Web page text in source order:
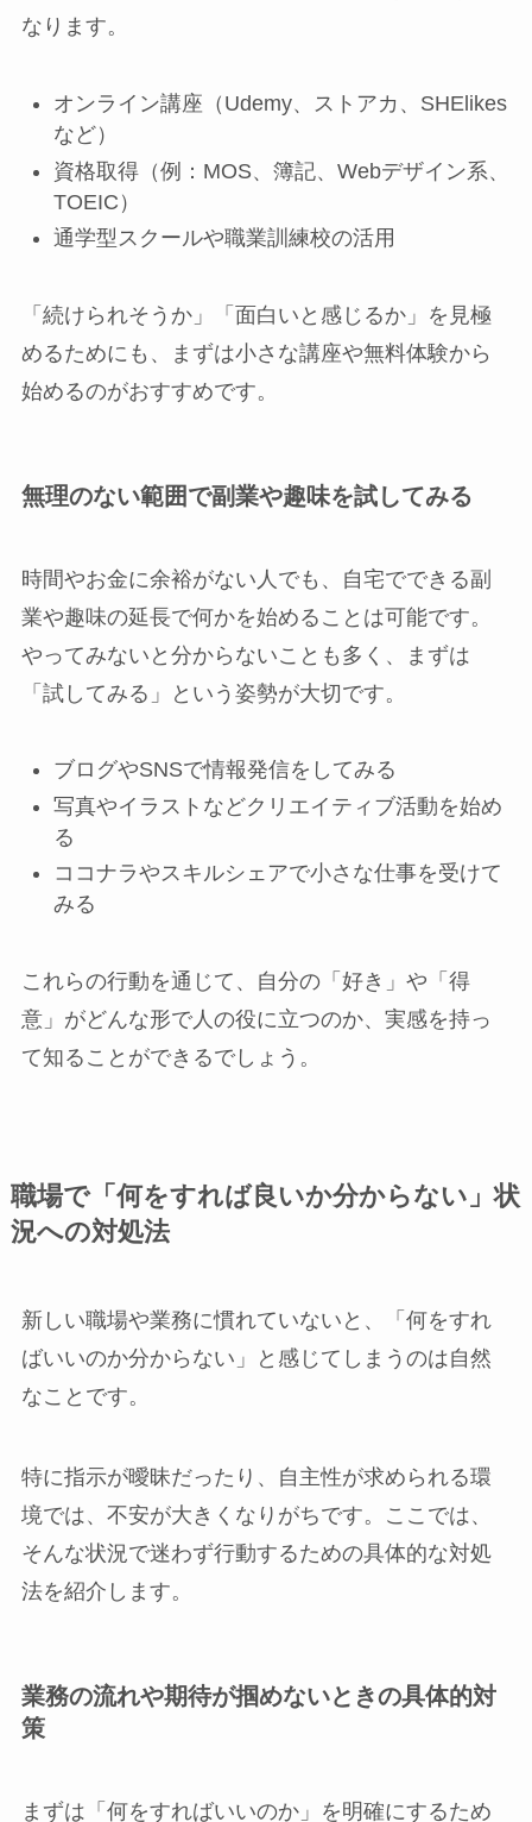
なります。
オンライン講座（Udemy、ストアカ、SHElikes
など）
資格取得（例：MOS、簿記、Webデザイン系、
TOEIC）
通学型スクールや職業訓練校の活用
「続けられそうか」「面白いと感じるか」を見極
めるためにも、まずは小さな講座や無料体験から
始めるのがおすすめです。
無理のない範囲で副業や趣味を試してみる
時間やお金に余裕がない人でも、自宅でできる副
業や趣味の延長で何かを始めることは可能です。
やってみないと分からないことも多く、まずは
「試してみる」という姿勢が大切です。
ブログやSNSで情報発信をしてみる
写真やイラストなどクリエイティブ活動を始め
る
ココナラやスキルシェアで小さな仕事を受けて
みる
これらの行動を通じて、自分の「好き」や「得
意」がどんな形で人の役に立つのか、実感を持っ
て知ることができるでしょう。
職場で「何をすれば良いか分からない」状
況への対処法
新しい職場や業務に慣れていないと、「何をすれ
ばいいのか分からない」と感じてしまうのは自然
なことです。
特に指示が曖昧だったり、自主性が求められる環
境では、不安が大きくなりがちです。ここでは、
そんな状況で迷わず行動するための具体的な対処
法を紹介します。
業務の流れや期待が掴めないときの具体的対
策
まずは「何をすればいいのか」を明確にするため